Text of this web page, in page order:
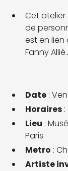
Cet
de
est en
Fanny Allié..
Date :
Horaires
Lieu :
Paris
Metro :
Artiste